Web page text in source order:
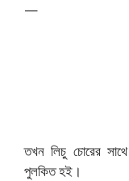
—
তখন লিচু চোরের
পুলকিত হই।